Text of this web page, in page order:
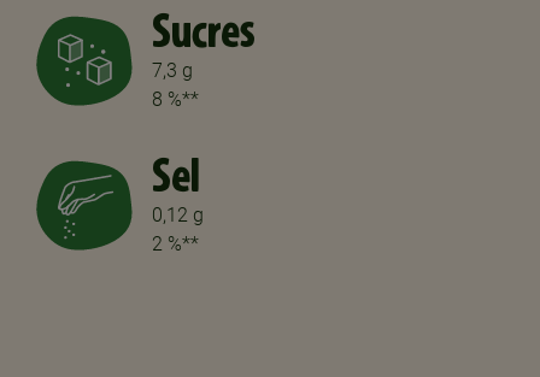
Sucres
7,3 g
8 %**
Sel
0,12 g
2 %**